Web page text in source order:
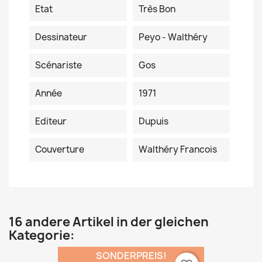
Etat Très Bon
Dessinateur Peyo - Walthéry
Scénariste Gos
Année 1971
Editeur Dupuis
Couverture Walthéry Francois
16 andere Artikel in der gleichen
Kategorie:
SONDERPREIS!